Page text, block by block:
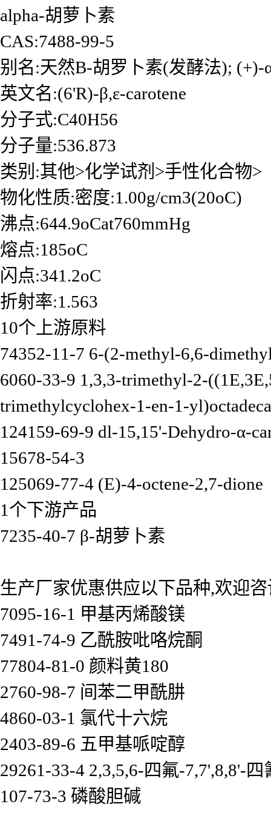
alpha-胡萝卜素
CAS:7488-99-5
别名:天然Β-胡罗卜素(发酵法); (+)-
英文名:(6'R)-β,ε-carotene
分子式:C40H56
分子量:536.873
类别:其他>化学试剂>手性化合物>
物化性质:密度:1.00g/cm3(20oC)
沸点:644.9oCat760mmHg
熔点:185oC
闪点:341.2oC
折射率:1.563
10个上游原料
74352-11-7 6-(2-methyl-6,6-
6060-33-9 1,3,3-trimethyl-2-
trimethylcyclohex-1-en-1-
124159-69-9 dl-15,15'-Dehydro-α-
15678-54-3
125069-77-4 (E)-4-octene-2,7-dione
1个下游产品
7235-40-7 β-胡萝卜素
生产厂家优惠供应以下品种,欢迎
7095-16-1 甲基丙烯酸镁
7491-74-9 乙酰胺吡咯烷酮
77804-81-0 颜料黄180
2760-98-7 间苯二甲酰肼
4860-03-1 氯代十六烷
2403-89-6 五甲基哌啶醇
29261-33-4 2,3,5,6-四氟-7,7',8,8'-
107-73-3 磷酸胆碱